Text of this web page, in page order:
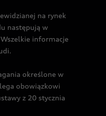
na rynek
następują w
informacje
określone w
obowiązkowi
z 20 stycznia